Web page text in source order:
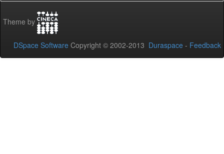
Theme by
DSpace Software Copyright © 2002-2013 Duraspace - Feedback